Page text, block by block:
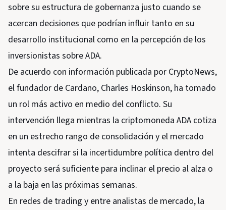
sobre su estructura de gobernanza justo cuando se
acercan decisiones que podrían influir tanto en su
desarrollo institucional como en la percepción de los
inversionistas sobre ADA.
De acuerdo con información publicada por CryptoNews,
el fundador de Cardano, Charles Hoskinson, ha tomado
un rol más activo en medio del conflicto. Su
intervención llega mientras la criptomoneda ADA cotiza
en un estrecho rango de consolidación y el mercado
intenta descifrar si la incertidumbre política dentro del
proyecto será suficiente para inclinar el precio al alza o
a la baja en las próximas semanas.
En redes de trading y entre analistas de mercado, la